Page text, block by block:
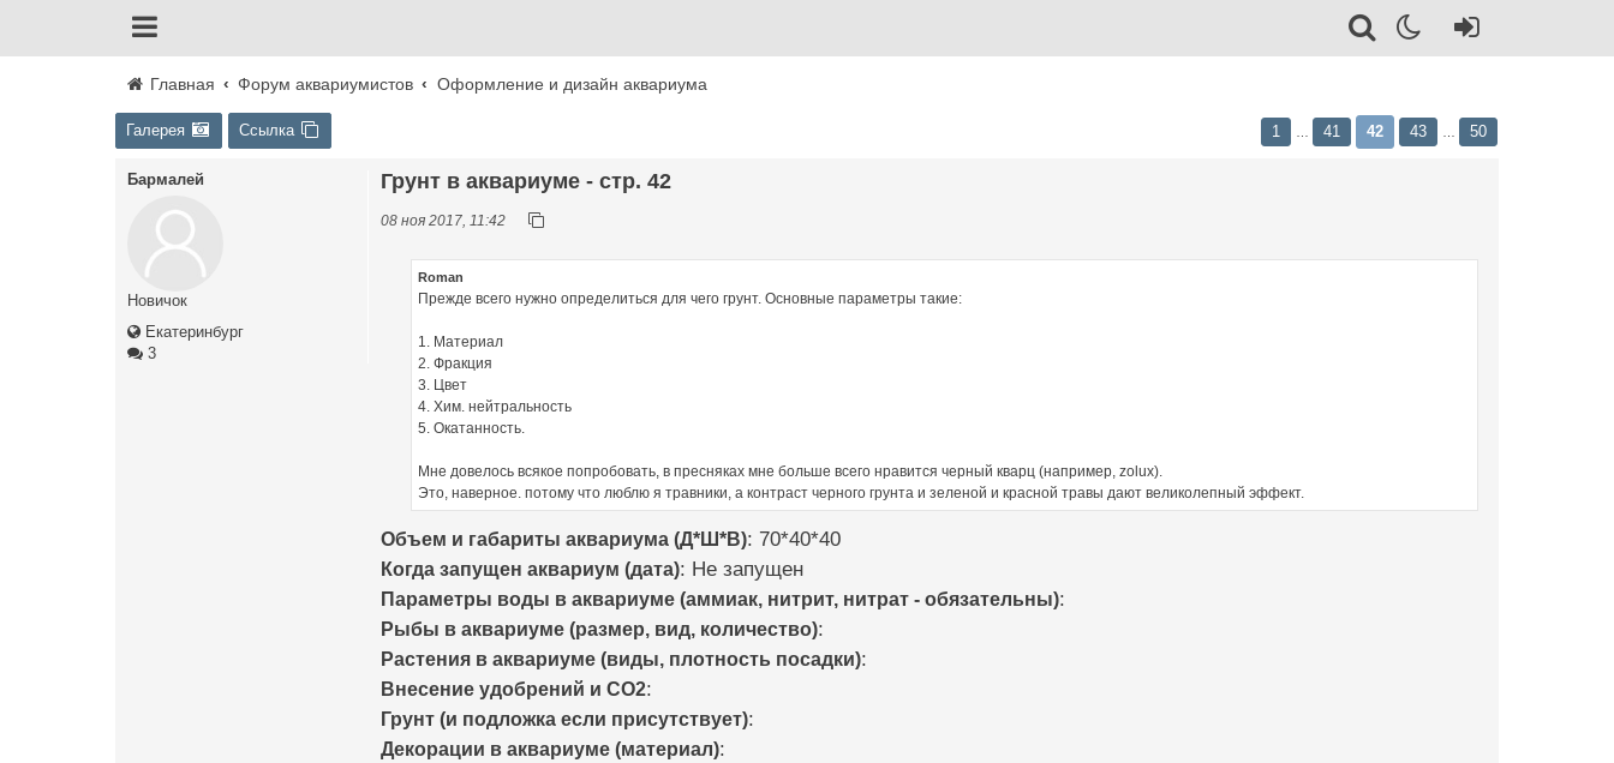
Главная Форум аквариумистов Оформление и дизайн аквариума
Галерея Ссылка 1 41 42 43 50
Бармалей
Новичок
Екатеринбург
3
Грунт в аквариуме - стр. 42
08 ноя 2017, 11:42
Roman
Прежде всего нужно определиться для чего грунт. Основные параметры такие:
1. Материал
2. Фракция
3. Цвет
4. Хим. нейтральность
5. Окатанность.
Мне довелось всякое попробовать, в пресняках мне больше всего нравится черный кварц (например, zolux).
Это, наверное. потому что люблю я травники, а контраст черного грунта и зеленой и красной травы дают великолепный эффект.
Объем и габариты аквариума (Д*Ш*В): 70*40*40
Когда запущен аквариум (дата): Не запущен
Параметры воды в аквариуме (аммиак, нитрит, нитрат - обязательны):
Рыбы в аквариуме (размер, вид, количество):
Растения в аквариуме (виды, плотность посадки):
Внесение удобрений и CO2:
Грунт (и подложка если присутствует):
Декорации в аквариуме (материал):